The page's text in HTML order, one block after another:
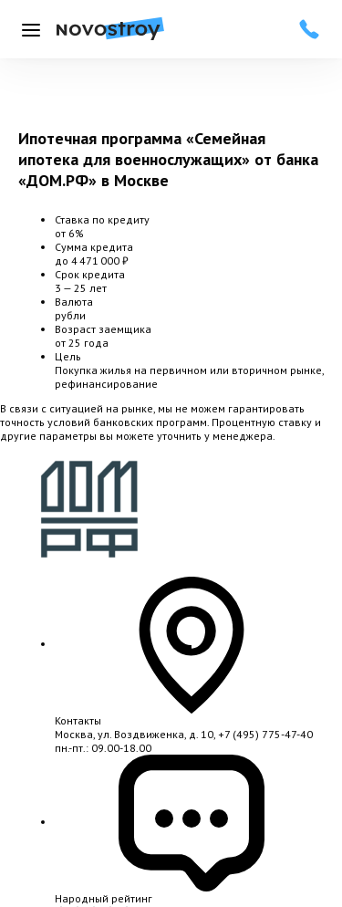
Меню
Ипотечная программа «Семейная
ипотека для военнослужащих» от банка
«ДОМ.РФ» в Москве
Ставка по кредиту
от 6%
Сумма кредита
до 4 471 000 ₽
Срок кредита
3 — 25 лет
Валюта
рубли
Возраст заемщика
от 25 года
Цель
Покупка жилья на первичном или вторичном рынке,
рефинансирование
В связи с ситуацией на рынке, мы не можем гарантировать
точность условий банковских программ. Процентную ставку и
другие параметры вы можете уточнить у менеджера.
Контакты
Москва, ул. Воздвиженка, д. 10, +7 (495) 775-47-40
пн.-пт.: 09.00-18.00
Народный рейтинг